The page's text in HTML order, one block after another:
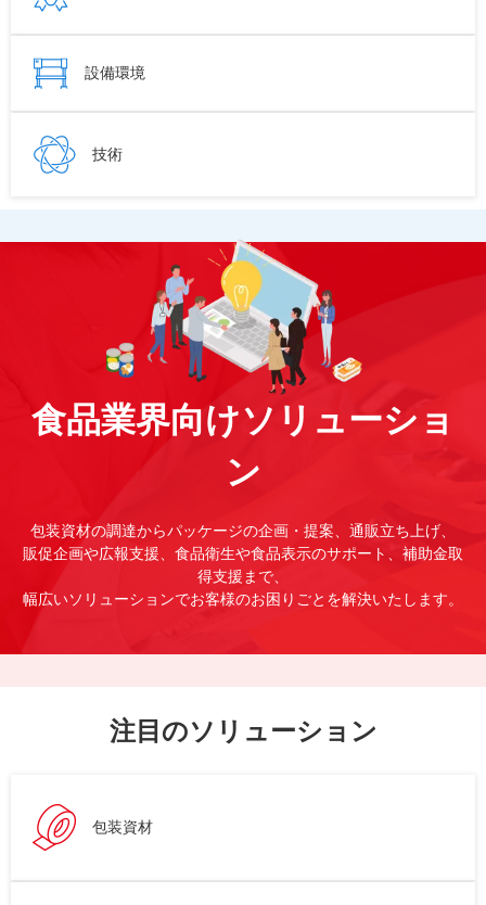
設備環境
技術
食品業界向けソリューショ
ン
包装資材の調達からパッケージの企画・提案、通販立ち上げ、
販促企画や広報支援、食品衛生や食品表示のサポート、補助金取
得支援まで、
幅広いソリューションでお客様のお困りごとを解決いたします。
注目のソリューション
包装資材